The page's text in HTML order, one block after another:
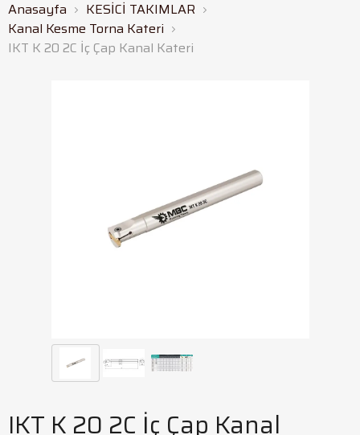
Anasayfa
KESİCİ TAKIMLAR
Kanal Kesme Torna Kateri
IKT K 20 2C İç Çap Kanal Kateri
IKT K 20 2C İç Çap Kanal